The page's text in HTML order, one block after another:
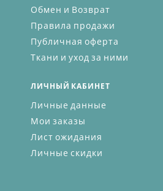
Обмен и Возврат
Правила продажи
Публичная оферта
Ткани и уход за ними
ЛИЧНЫЙ КАБИНЕТ
Личные данные
Мои заказы
Лист ожидания
Личные скидки